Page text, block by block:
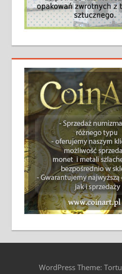
WordPress Theme: